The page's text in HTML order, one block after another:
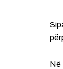
Në